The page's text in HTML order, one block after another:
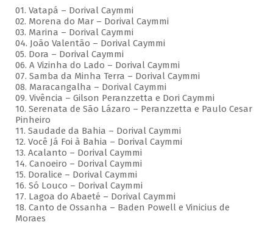
01. Vatapá – Dorival Caymmi
02. Morena do Mar – Dorival Caymmi
03. Marina – Dorival Caymmi
04. João Valentão – Dorival Caymmi
05. Dora – Dorival Caymmi
06. A Vizinha do Lado – Dorival Caymmi
07. Samba da Minha Terra – Dorival Caymmi
08. Maracangalha – Dorival Caymmi
09. Vivência – Gilson Peranzzetta e Dori Caymmi
10. Serenata de São Lázaro – Peranzzetta e Paulo Cesar
Pinheiro
11. Saudade da Bahia – Dorival Caymmi
12. Você Já Foi à Bahia – Dorival Caymmi
13. Acalanto – Dorival Caymmi
14. Canoeiro – Dorival Caymmi
15. Doralice – Dorival Caymmi
16. Só Louco – Dorival Caymmi
17. Lagoa do Abaeté – Dorival Caymmi
18. Canto de Ossanha – Baden Powell e Vinicius de
Moraes